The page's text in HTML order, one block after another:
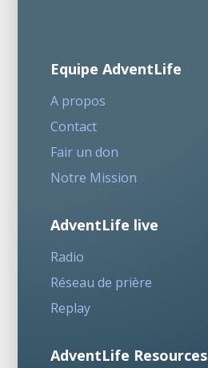
Equipe AdventLife
A propos
Contact
Fair un don
Notre Mission
AdventLife live
Radio
Réseau de prière
Replay
AdventLife Resources